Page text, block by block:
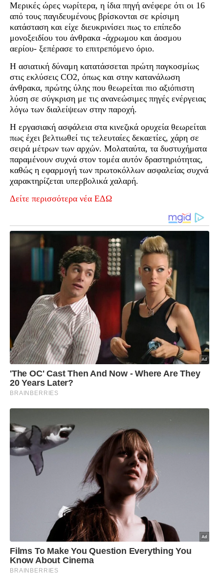
Μερικές ώρες νωρίτερα, η ίδια πηγή ανέφερε ότι οι 16
από τους παγιδευμένους βρίσκονται σε κρίσιμη
κατάσταση και είχε διευκρινίσει πως το επίπεδο
μονοξειδίου του άνθρακα -άχρωμου και άοσμου
αερίου- ξεπέρασε το επιτρεπόμενο όριο.
Η ασιατική δύναμη κατατάσσεται πρώτη παγκοσμίως
στις εκλύσεις CO2, όπως και στην κατανάλωση
άνθρακα, πρώτης ύλης που θεωρείται πιο αξιόπιστη
λύση σε σύγκριση με τις ανανεώσιμες πηγές ενέργειας
λόγω των διαλείψεων στην παροχή.
Η εργασιακή ασφάλεια στα κινεζικά ορυχεία θεωρείται
πως έχει βελτιωθεί τις τελευταίες δεκαετίες, χάρη σε
σειρά μέτρων των αρχών. Μολαταύτα, τα δυστυχήματα
παραμένουν συχνά στον τομέα αυτόν δραστηριότητας,
καθώς η εφαρμογή των πρωτοκόλλων ασφαλείας συχνά
χαρακτηρίζεται υπερβολικά χαλαρή.
Δείτε περισσότερα νέα ΕΔΩ